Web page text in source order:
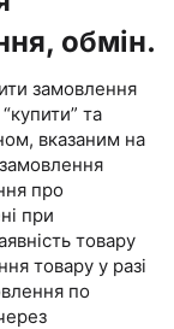
обмін.
замовлення
та
вказаним на
про
при
товару
товару у разі
по